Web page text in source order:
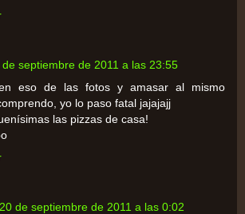
de septiembre de 2011 a las 23:55
eso de las fotos y amasar al mismo
yo lo paso fatal jajajajj
las pizzas de casa!
20 de septiembre de 2011 a las 0:02